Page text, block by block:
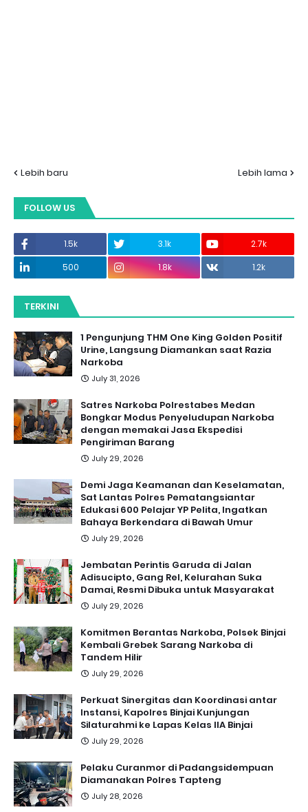
Lebih baru Lebih lama
FOLLOW US
1.5k 3.1k
2.7k
500
1.8k 1.2k
TERKINI
1 Pengunjung THM One King Golden Positif
Urine, Langsung Diamankan saat Razia
Narkoba
July 31, 2026
Satres Narkoba Polrestabes Medan
Bongkar Modus Penyeludupan Narkoba
dengan memakai Jasa Ekspedisi
Pengiriman Barang
July 29, 2026
Demi Jaga Keamanan dan Keselamatan,
Sat Lantas Polres Pematangsiantar
Edukasi 600 Pelajar YP Pelita, Ingatkan
Bahaya Berkendara di Bawah Umur
July 29, 2026
Jembatan Perintis Garuda di Jalan
Adisucipto, Gang Rel, Kelurahan Suka
Damai, Resmi Dibuka untuk Masyarakat
July 29, 2026
Komitmen Berantas Narkoba, Polsek Binjai
Kembali Grebek Sarang Narkoba di
Tandem Hilir
July 29, 2026
Perkuat Sinergitas dan Koordinasi antar
Instansi, Kapolres Binjai Kunjungan
Silaturahmi ke Lapas Kelas IIA Binjai
July 29, 2026
Pelaku Curanmor di Padangsidempuan
Diamanakan Polres Tapteng
July 28, 2026